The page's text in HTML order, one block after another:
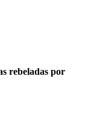
rebeladas por